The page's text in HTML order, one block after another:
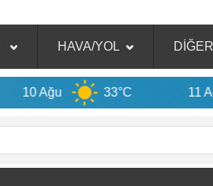
HAVA/YOL DİĞER
33°C 11 Ağu